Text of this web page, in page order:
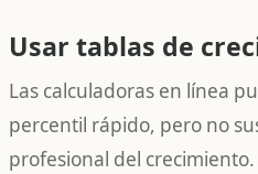
Usar tablas de
Las calculadoras en línea
percentil rápido, pero no
profesional del